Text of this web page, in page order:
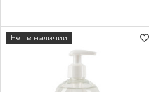
Нет в наличии